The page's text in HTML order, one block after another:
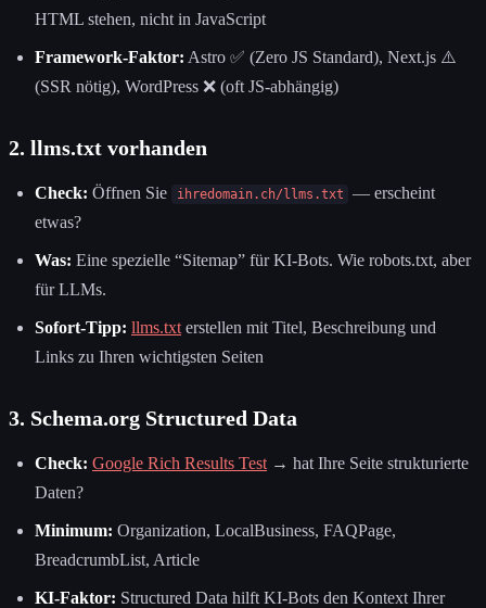
HTML stehen, nicht in JavaScript
Framework-Faktor: Astro ✅ (Zero JS Standard), Next.js ⚠️
(SSR nötig), WordPress ❌ (oft JS-abhängig)
2. llms.txt vorhanden
Check: Öffnen Sie ihredomain.ch/llms.txt
— erscheint
etwas?
Was: Eine spezielle “Sitemap” für KI-Bots. Wie robots.txt, aber
für LLMs.
Sofort-Tipp: llms.txt erstellen mit Titel, Beschreibung und
Links zu Ihren wichtigsten Seiten
3. Schema.org Structured Data
Check: Google Rich Results Test → hat Ihre Seite strukturierte
Daten?
Minimum: Organization, LocalBusiness, FAQPage,
BreadcrumbList, Article
KI-Faktor: Structured Data hilft KI-Bots den Kontext Ihrer